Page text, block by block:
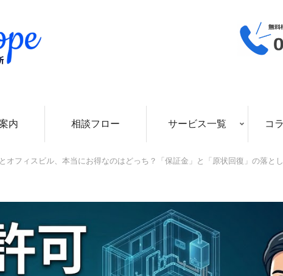
内 相談フロー サービス一覧 コ
オフィスビル、本当にお得なのはどっち？「保証金」と「原状回復」の落と